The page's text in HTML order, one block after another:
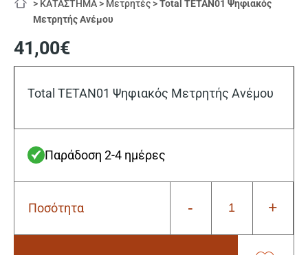
> ΚΑΤΑΣΤΗΜΑ > Μετρητές >Total TETAN01 Ψηφιακός
Μετρητής Ανέμου
41,00€
Total TETAN01 Ψηφιακός Μετρητής Ανέμου
Παράδοση 2-4 ημέρες
Ποσότητα -
Total
+